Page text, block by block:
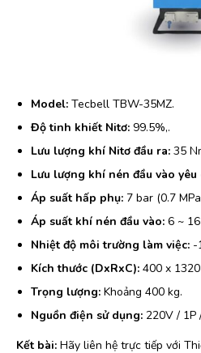
Model: Tecbell TBW-35MZ.
Độ tinh khiết Nitơ: 99.5%,.
Lưu lượng khí Nitơ đầu ra: 35
Lưu lượng khí nén đầu vào yêu
Áp suất hấp phụ: 7 bar (0.7
Áp suất khí nén đầu vào: 6 ~
Nhiệt độ môi trường làm việc: -
Kích thước (DxRxC): 400 x
Trọng lượng: Khoảng 400 kg.
Nguồn điện sử dụng: 220V / 1P
Kết bài: Hãy liên hệ trực tiếp với